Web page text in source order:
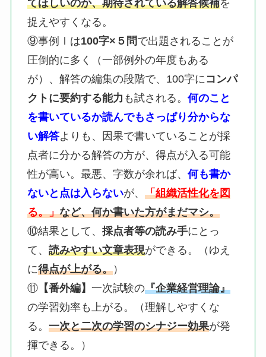
てほしいのか、期待されている解答候補を
捉えやすくなる。
⑨事例Ⅰは100字×５問で出題されることが
圧倒的に多く（一部例外の年度もある
が）、解答の編集の段階で、100字にコンパ
クトに要約する能力 も試される。 何のこと
を書いているか読んでもさっぱり分からな
い解答よりも、因果で書いていることが採
点者に分かる解答の方が、得点が入る可能
性が高い。最悪、字数が余れば、 何も書か
ないと点は入らないが、 「組織活性化を図
る。」など、何か書いた方がまだマシ。
⑩結果として、 採点者等の読み手にとっ
て、 読みやすい文章表現ができる。（ゆえ
に得点が上がる。）
⑪【番外編】 一次試験の『企業経営理論』
の学習効率も上がる。（理解しやすくな
る。 一次と二次の学習のシナジー効果が発
揮できる。）